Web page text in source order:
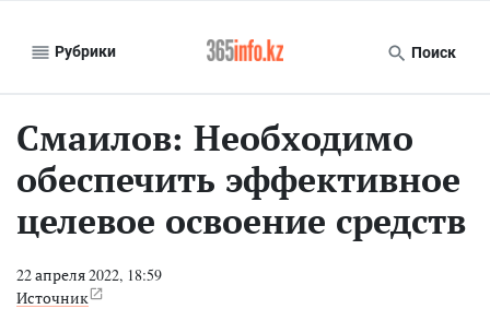
Рубрики Поиск
Смаилов: Необходимо
обеспечить эффективное
целевое освоение средств
22 апреля 2022, 18:59
Источник